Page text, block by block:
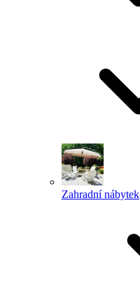
Zahradní nábytek